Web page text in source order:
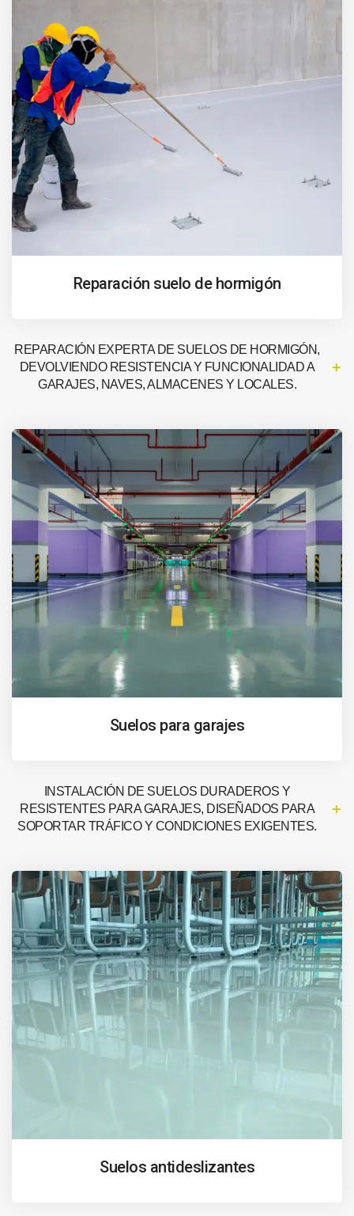
Reparación suelo de hormigón
REPARACIÓN EXPERTA DE SUELOS DE HORMIGÓN,
DEVOLVIENDO RESISTENCIA Y FUNCIONALIDAD A
GARAJES, NAVES, ALMACENES Y LOCALES.
Suelos para garajes
INSTALACIÓN DE SUELOS DURADEROS Y
RESISTENTES PARA GARAJES, DISEÑADOS PARA
SOPORTAR TRÁFICO Y CONDICIONES EXIGENTES.
Suelos antideslizantes